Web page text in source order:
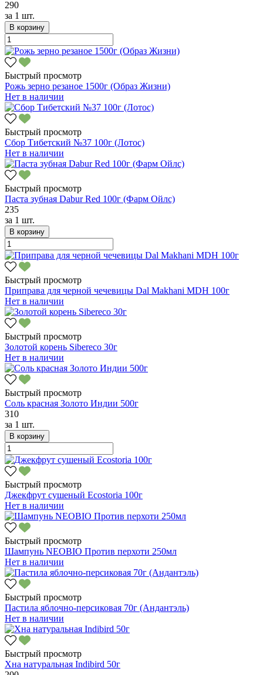
290
за 1 шт.
В корзину
Быстрый просмотр
Рожь зерно резаное 1500г (Образ Жизни)
Нет в наличии
Быстрый просмотр
Сбор Тибетский №37 100г (Лотос)
Нет в наличии
Быстрый просмотр
Паста зубная Dabur Red 100г (Фарм Ойлс)
235
за 1 шт.
В корзину
Быстрый просмотр
Приправа для черной чечевицы Dal Makhani MDH 100г
Нет в наличии
Быстрый просмотр
Золотой корень Sibereco 30г
Нет в наличии
Быстрый просмотр
Соль красная Золото Индии 500г
310
за 1 шт.
В корзину
Быстрый просмотр
Джекфрут сушеный Ecostoria 100г
Нет в наличии
Быстрый просмотр
Шампунь NEOBIO Против перхоти 250мл
Нет в наличии
Быстрый просмотр
Пастила яблочно-персиковая 70г (Андантэль)
Нет в наличии
Быстрый просмотр
Хна натуральная Indibird 50г